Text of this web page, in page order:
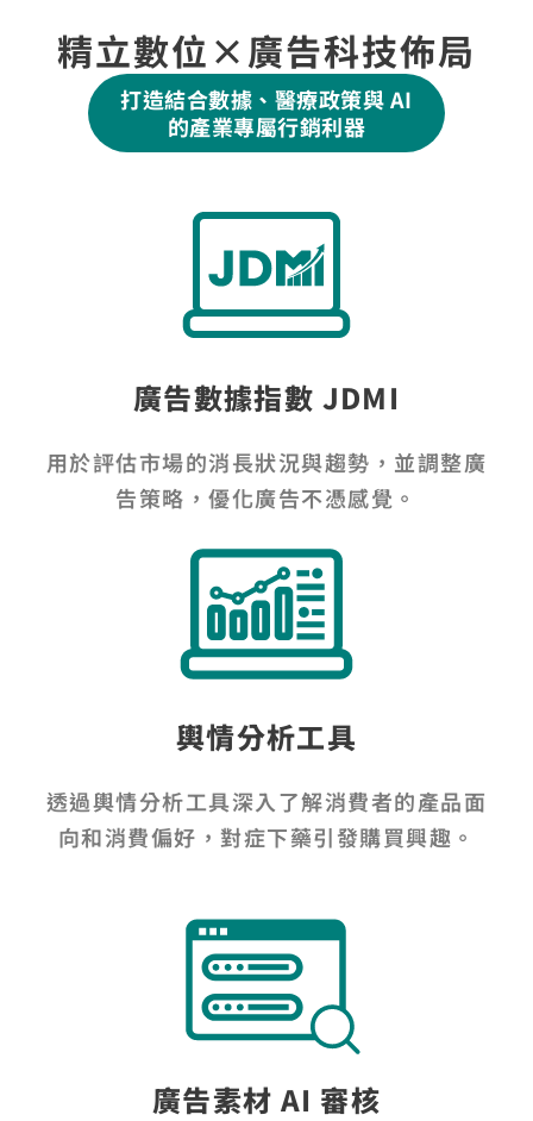
精立數位×廣告科技佈局
打造結合數據、醫療政策與 AI
的產業專屬行銷利器
廣告數據指數 JDMI
用於評估市場的消長狀況與趨勢，並調整廣
告策略，優化廣告不憑感覺。
輿情分析工具
透過輿情分析工具深入了解消費者的產品面
向和消費偏好，對症下藥引發購買興趣。
廣告素材 AI 審核